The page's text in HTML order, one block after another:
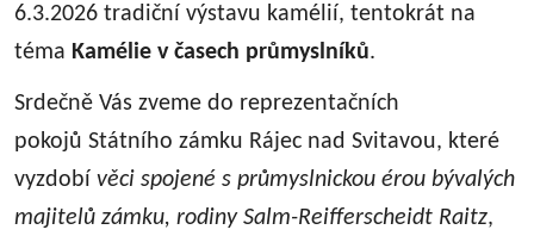
6.3.2026 tradiční výstavu kamélií, tentokrát na
téma Kamélie v časech průmyslníků.
Srdečně Vás zveme do reprezentačních
pokojů Státního zámku Rájec nad Svitavou, které
vyzdobí věci spojené s průmyslnickou érou bývalých
majitelů zámku, rodiny Salm-Reifferscheidt Raitz,